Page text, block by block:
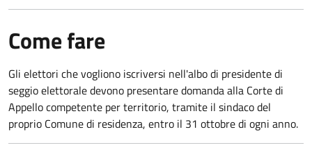
Come fare
Gli elettori che vogliono iscriversi nell'albo di presidente di
seggio elettorale devono presentare domanda alla Corte di
Appello competente per territorio, tramite il sindaco del
proprio Comune di residenza, entro il 31 ottobre di ogni anno.